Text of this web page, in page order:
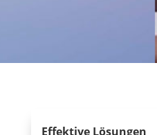
Effektive Lösungen